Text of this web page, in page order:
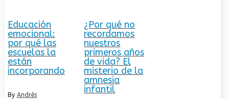
Educación
emocional:
por qué las
escuelas la
están
incorporando
By Andrés
¿Por qué no
recordamos
nuestros
primeros años
de vida? El
misterio de la
amnesia
infantil